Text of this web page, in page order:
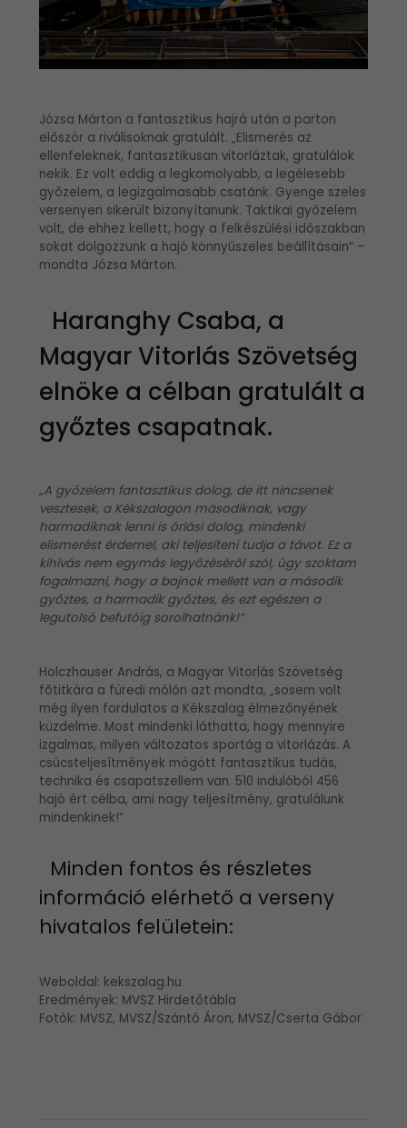
Józsa Márton a fantasztikus hajrá után a parton
először a riválisoknak gratulált. „Elismerés az
ellenfeleknek, fantasztikusan vitorláztak, gratulálok
nekik. Ez volt eddig a legkomolyabb, a legélesebb
győzelem, a legizgalmasabb csatánk. Gyenge szeles
versenyen sikerült bizonyítanunk. Taktikai győzelem
volt, de ehhez kellett, hogy a felkészülési időszakban
sokat dolgozzunk a hajó könnyűszeles beállításain” –
mondta Józsa Márton.
Haranghy Csaba, a
Magyar Vitorlás Szövetség
elnöke a célban gratulált a
győztes csapatnak.
„A győzelem fantasztikus dolog, de itt nincsenek
vesztesek, a Kékszalagon másodiknak, vagy
harmadiknak lenni is óriási dolog, mindenki
elismerést érdemel, aki teljesíteni tudja a távot. Ez a
kihívás nem egymás legyőzéséről szól, úgy szoktam
fogalmazni, hogy a bajnok mellett van a második
győztes, a harmadik győztes, és ezt egészen a
legutolsó befutóig sorolhatnánk!”
Holczhauser András, a Magyar Vitorlás Szövetség
főtitkára a füredi mólón azt mondta, „sosem volt
még ilyen fordulatos a Kékszalag élmezőnyének
küzdelme. Most mindenki láthatta, hogy mennyire
izgalmas, milyen változatos sportág a vitorlázás. A
csúcsteljesítmények mögött fantasztikus tudás,
technika és csapatszellem van. 510 indulóból 456
hajó ért célba, ami nagy teljesítmény, gratulálunk
mindenkinek!”
Minden fontos és részletes
információ elérhető a verseny
hivatalos felületein:
Weboldal: kekszalag.hu
Eredmények: MVSZ Hirdetőtábla
Fotók: MVSZ, MVSZ/Szántó Áron, MVSZ/Cserta Gábor